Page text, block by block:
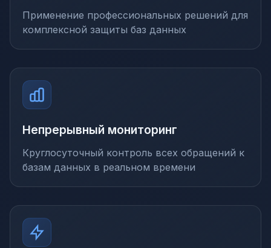
Применение профессиональных решений для
комплексной защиты баз данных
Непрерывный мониторинг
Круглосуточный контроль всех обращений к
базам данных в реальном времени